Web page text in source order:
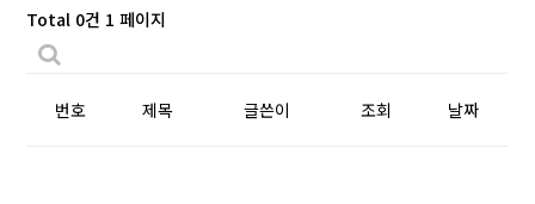
Total 0건 1 페이지
번호 제목 글쓴이 조회 날짜